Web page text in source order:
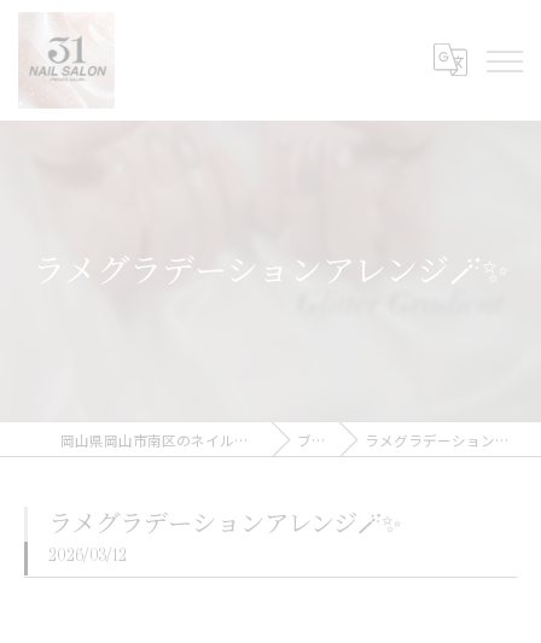
ラメグラデーションアレンジ🪄✨
岡山県岡山市南区のネイルなら31Nail Salon ブログ ラメグラデーションアレンジ🪄✨
ラメグラデーションアレンジ🪄✨
2026/03/12